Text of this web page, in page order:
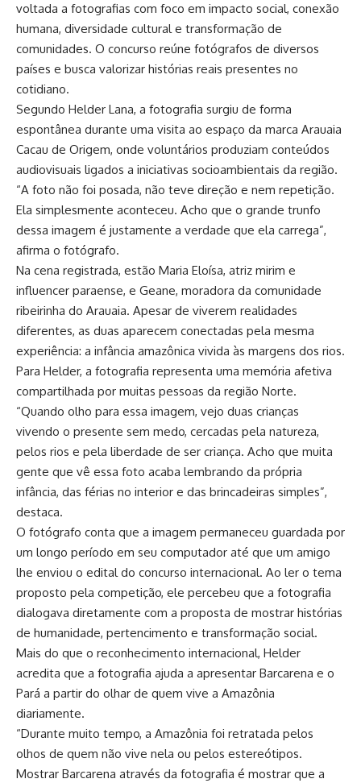
voltada a fotografias com foco em impacto social, conexão
humana, diversidade cultural e transformação de
comunidades. O concurso reúne fotógrafos de diversos
países e busca valorizar histórias reais presentes no
cotidiano.
Segundo Helder Lana, a fotografia surgiu de forma
espontânea durante uma visita ao espaço da marca Arauaia
Cacau de Origem, onde voluntários produziam conteúdos
audiovisuais ligados a iniciativas socioambientais da região.
“A foto não foi posada, não teve direção e nem repetição.
Ela simplesmente aconteceu. Acho que o grande trunfo
dessa imagem é justamente a verdade que ela carrega”,
afirma o fotógrafo.
Na cena registrada, estão Maria Eloísa, atriz mirim e
influencer paraense, e Geane, moradora da comunidade
ribeirinha do Arauaia. Apesar de viverem realidades
diferentes, as duas aparecem conectadas pela mesma
experiência: a infância amazônica vivida às margens dos rios.
Para Helder, a fotografia representa uma memória afetiva
compartilhada por muitas pessoas da região Norte.
“Quando olho para essa imagem, vejo duas crianças
vivendo o presente sem medo, cercadas pela natureza,
pelos rios e pela liberdade de ser criança. Acho que muita
gente que vê essa foto acaba lembrando da própria
infância, das férias no interior e das brincadeiras simples”,
destaca.
O fotógrafo conta que a imagem permaneceu guardada por
um longo período em seu computador até que um amigo
lhe enviou o edital do concurso internacional. Ao ler o tema
proposto pela competição, ele percebeu que a fotografia
dialogava diretamente com a proposta de mostrar histórias
de humanidade, pertencimento e transformação social.
Mais do que o reconhecimento internacional, Helder
acredita que a fotografia ajuda a apresentar Barcarena e o
Pará a partir do olhar de quem vive a Amazônia
diariamente.
“Durante muito tempo, a Amazônia foi retratada pelos
olhos de quem não vive nela ou pelos estereótipos.
Mostrar Barcarena através da fotografia é mostrar que a